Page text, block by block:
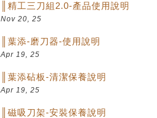
║精工三刀組2.0-產品使用說明
Nov 20, 25
║葉添-磨刀器-使用說明
Apr 19, 25
║葉添砧板-清潔保養說明
Apr 19, 25
║磁吸刀架-安裝保養說明